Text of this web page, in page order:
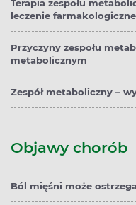
Terapia zespołu
leczenie farmakologiczne
Przyczyny zespołu
metabolicznym
Zespół metaboliczny –
Objawy chorób
Ból mięśni może